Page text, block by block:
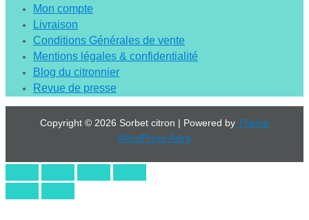
Mon compte
Livraison
Conditions Générales de vente
Mentions légales & confidentialité
Blog du citronnier
Revue de presse
Copyright © 2026 Sorbet citron | Powered by Thème
WordPress Astra